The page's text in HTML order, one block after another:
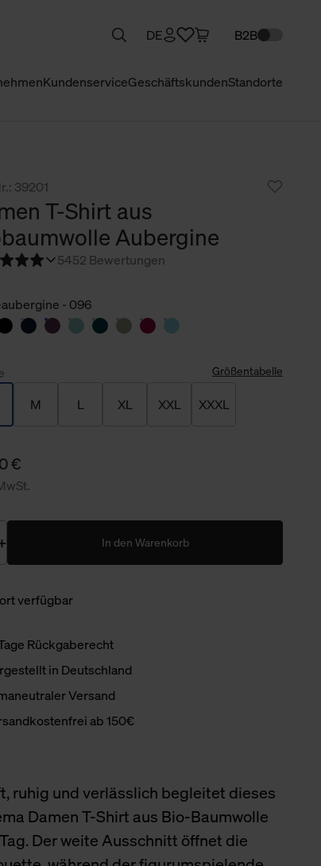
KundenserviceGeschäftskundenStandorte
DE B2B
39201
T-Shirt aus
Aubergine
5452 Bewertungen
aubergine - 096
Größentabelle
M L XL XXL XXXL
€
In den Warenkorb
verfügbar
Rückgaberecht
in Deutschland
Versand
ab 150€
ruhig und verlässlich begleitet dieses
Damen T-Shirt aus Bio-Baumwolle
Der weite Ausschnitt öffnet die